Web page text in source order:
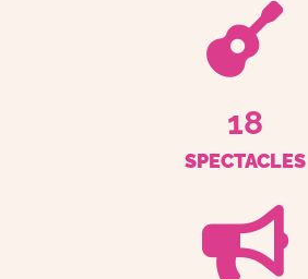
SPECTACLES
18